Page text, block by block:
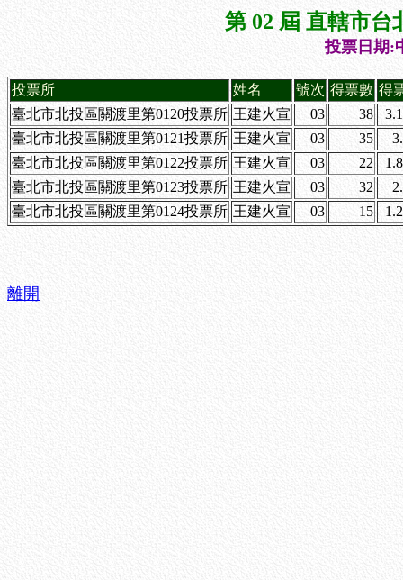
第 02 屆 直轄市台
投票日期:
投票所 姓名 號次 得票數 得
臺北市北投區關渡里第0120投票所 王建火宣 03 38
臺北市北投區關渡里第0121投票所 王建火宣 03 35
臺北市北投區關渡里第0122投票所 王建火宣 03 22
臺北市北投區關渡里第0123投票所 王建火宣 03 32
臺北市北投區關渡里第0124投票所 王建火宣 03 15
離開